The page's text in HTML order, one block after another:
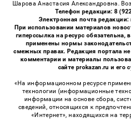
Шарова Анастасия Александровна.
Телефон редакции: 8
Электронная почта редакции:
При использовании материалов
гиперссылка на ресурс обязательна,
применены нормы
смежных правах. Редакция портала не
комментарии и материалы
сайте prokazan.ru и его
«На информационном ресурсе
технологии (информационные
информации на основе сбора,
сведений, относящихся к
«Интернет», находящихся на